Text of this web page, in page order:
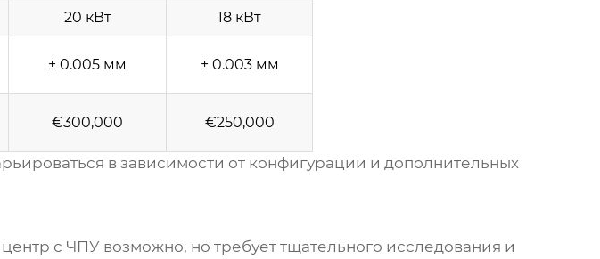
20 кВт 18 кВт
± 0.005 мм ± 0.003 мм
€300,000 €250,000
в зависимости от конфигурации и дополнительных
с ЧПУ возможно, но требует тщательного исследования и